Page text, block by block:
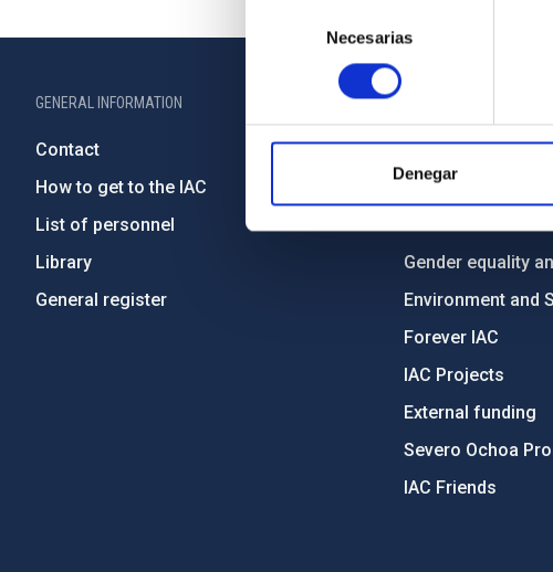
de
consentimiento
Necesarias
Denegar
GENERAL INFORMATION
Contact
How to get to the IAC
List of personnel
Library
General register
Legislation
Transparency
Code of ethics
Gender equality
Environment and
Forever IAC
IAC Projects
External funding
Severo Ochoa
IAC Friends